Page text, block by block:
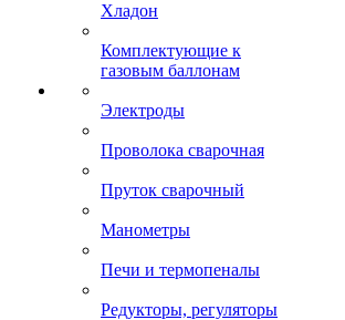
Хладон
Комплектующие к
газовым баллонам
Электроды
Проволока сварочная
Пруток сварочный
Манометры
Печи и термопеналы
Редукторы, регуляторы